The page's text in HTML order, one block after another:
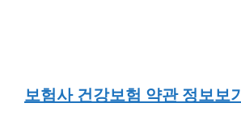
보험사 건강보험 약관 정보보기